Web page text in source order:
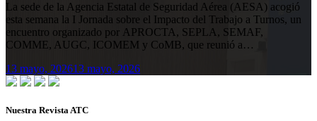
La sede de la Agencia Estatal de Seguridad Aérea (AESA) acogió
esta semana la I Jornada sobre el Impacto del Trabajo a Turnos, un
encuentro organizado por APROCTA, SEPLA, SEMAF,
COMME, AUGC, ICOMEM y CoMB, que reunió a…
13 mayo, 202613 mayo, 2026
Nuestra Revista ATC